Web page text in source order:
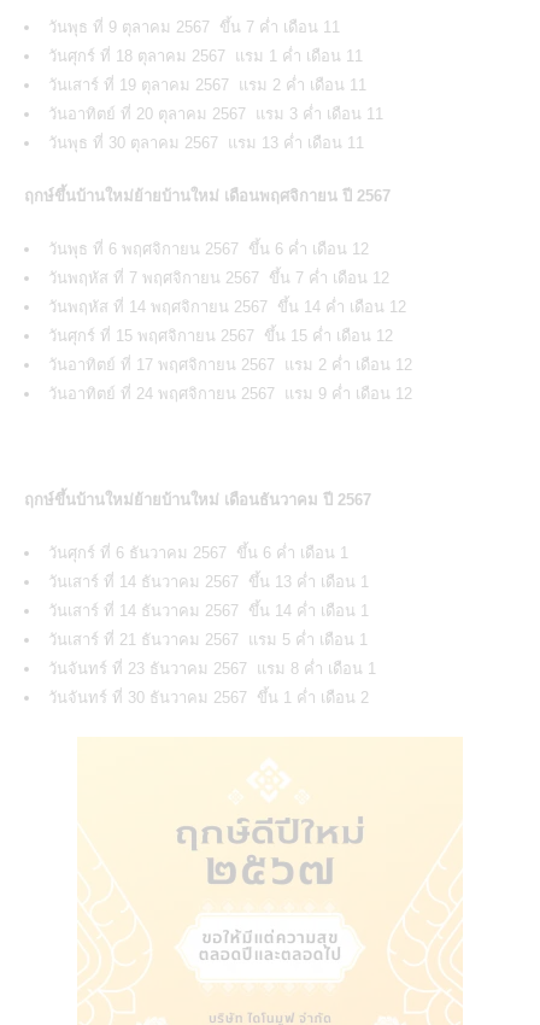
วันพุธ ที่ 9 ตุลาคม 2567 ขึ้น 7 ค่ำ เดือน 11
วันศุกร์ ที่ 18 ตุลาคม 2567 แรม 1 ค่ำ เดือน 11
วันเสาร์ ที่ 19 ตุลาคม 2567 แรม 2 ค่ำ เดือน 11
วันอาทิตย์ ที่ 20 ตุลาคม 2567 แรม 3 ค่ำ เดือน 11
วันพุธ ที่ 30 ตุลาคม 2567 แรม 13 ค่ำ เดือน 11
ฤกษ์ขึ้นบ้านใหม่ย้ายบ้านใหม่ เดือนพฤศจิกายน ปี 2567
วันพุธ ที่ 6 พฤศจิกายน 2567 ขึ้น 6 ค่ำ เดือน 12
วันพฤหัส ที่ 7 พฤศจิกายน 2567 ขึ้น 7 ค่ำ เดือน 12
วันพฤหัส ที่ 14 พฤศจิกายน 2567 ขึ้น 14 ค่ำ เดือน 12
วันศุกร์ ที่ 15 พฤศจิกายน 2567 ขึ้น 15 ค่ำ เดือน 12
วันอาทิตย์ ที่ 17 พฤศจิกายน 2567 แรม 2 ค่ำ เดือน 12
วันอาทิตย์ ที่ 24 พฤศจิกายน 2567 แรม 9 ค่ำ เดือน 12
ฤกษ์ขึ้นบ้านใหม่ย้ายบ้านใหม่ เดือนธันวาคม ปี 2567
วันศุกร์ ที่ 6 ธันวาคม 2567 ขึ้น 6 ค่ำ เดือน 1
วันเสาร์ ที่ 14 ธันวาคม 2567 ขึ้น 13 ค่ำ เดือน 1
วันเสาร์ ที่ 14 ธันวาคม 2567 ขึ้น 14 ค่ำ เดือน 1
วันเสาร์ ที่ 21 ธันวาคม 2567 แรม 5 ค่ำ เดือน 1
วันจันทร์ ที่ 23 ธันวาคม 2567 แรม 8 ค่ำ เดือน 1
วันจันทร์ ที่ 30 ธันวาคม 2567 ขึ้น 1 ค่ำ เดือน 2